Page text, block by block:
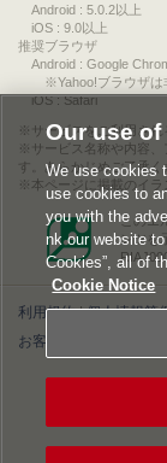
Android : 5.0.2以上
iOS : 9.0以上
推奨ブラウザ
Android : Google
※Yahoo!ブラウザは
iOS : Safari
サービスをご利用さ
サービス名称や内容
す。あらかじめご了承
本ページに掲載のイラ
このエ
ンツを
利用規約|個人情報等
お客様情報の外部送信
Our use
We use cookies
use cookies to
you with the
nk our website
Cookies”, all of
Cookie Notice